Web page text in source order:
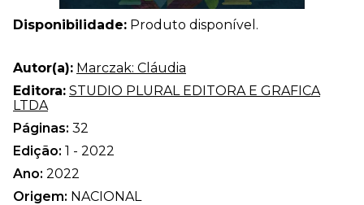
Disponibilidade: Produto disponível.
Autor(a): Marczak: Cláudia
Editora: STUDIO PLURAL EDITORA E GRAFICA
LTDA
Páginas: 32
Edição: 1 - 2022
Ano: 2022
Origem: NACIONAL